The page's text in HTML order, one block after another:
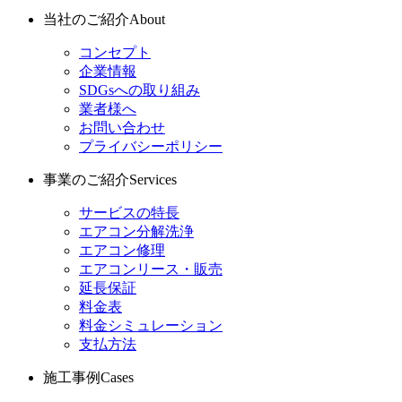
当社のご紹介About
コンセプト
企業情報
SDGsへの取り組み
業者様へ
お問い合わせ
プライバシーポリシー
事業のご紹介Services
サービスの特長
エアコン分解洗浄
エアコン修理
エアコンリース・販売
延長保証
料金表
料金シミュレーション
支払方法
施工事例Cases